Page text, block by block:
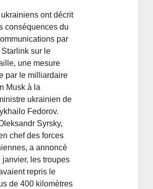
ont décrit
conséquences du
par
sur le
une mesure
par le milliardaire
Musk à la
ukrainien de
Fedorov.
Syrsky,
chef des forces
a annoncé
les troupes
repris le
de 400 kilomètres